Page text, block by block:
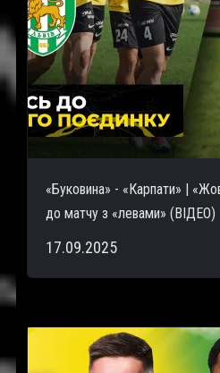
«Буковина» - «Карпати» |
до матчу з «левами» (ВІДЕО)
17.09.2025